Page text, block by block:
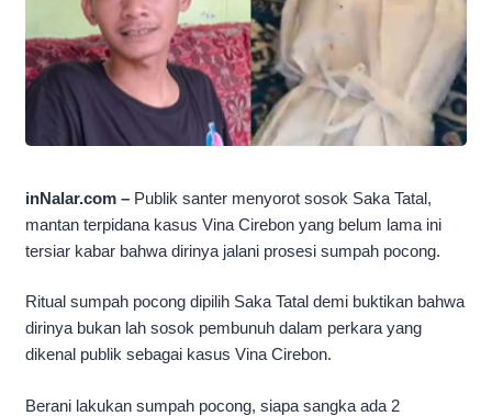
inNalar.com – Publik santer menyorot sosok Saka Tatal,
mantan terpidana kasus Vina Cirebon yang belum lama ini
tersiar kabar bahwa dirinya jalani prosesi sumpah pocong.
Ritual sumpah pocong dipilih Saka Tatal demi buktikan bahwa
dirinya bukan lah sosok pembunuh dalam perkara yang
dikenal publik sebagai kasus Vina Cirebon.
Berani lakukan sumpah pocong, siapa sangka ada 2